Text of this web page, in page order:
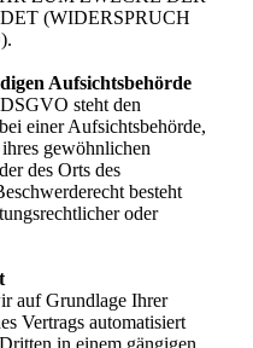
(WIDERSPRUCH
Aufsichtsbehörde
steht den
einer Aufsichtsbehörde,
gewöhnlichen
des Orts des
besteht
oder
auf Grundlage Ihrer
Vertrags automatisiert
in einem gängigen,